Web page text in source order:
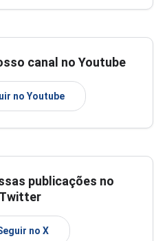
canal no Youtube
no Youtube
publicações no
no X